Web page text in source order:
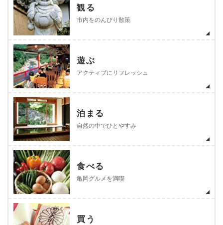
観る
市内をのんびり散策
遊ぶ
アクティブにリフレッシュ
泊まる
自然の中でひとやすみ
食べる
亀岡グルメを満喫
買う